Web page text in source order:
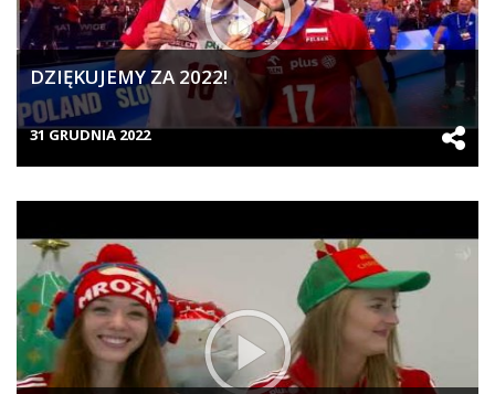
DZIĘKUJEMY ZA 2022!
31 GRUDNIA 2022